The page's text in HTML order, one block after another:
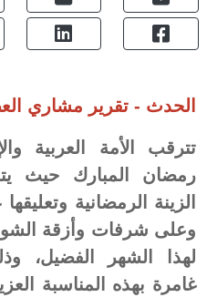
الحدث - تقرير مشاري
تترقب الأمة العربية
رمضان المبارك حيث
الزينة الرمضانية
وعلى شرفات وأزقة
لهذا الشهر الفضيل،
غامرة بهذه المناسبة